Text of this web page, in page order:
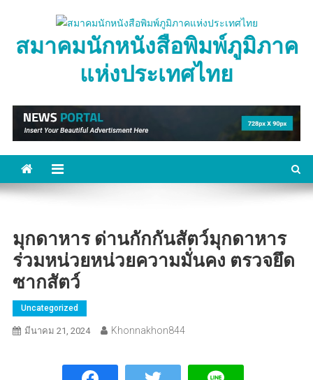
contentสมาคมนักหนังสือพิมพ์ภูมิภาค
แห่งประเทศไทย
มุกดาหาร ด่านกักกันสัตว์มุกดาหาร
ร่วมหน่วยหน่วยความมั่นคง ตรวจยึด
ซากสัตว์
Uncategorized
มีนาคม 21, 2024 Khonnakhon844